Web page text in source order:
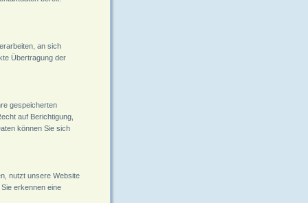
an sich
Übertragung der
gespeicherten
auf Berichtigung,
können Sie sich
nutzt unsere Website
erkennen eine